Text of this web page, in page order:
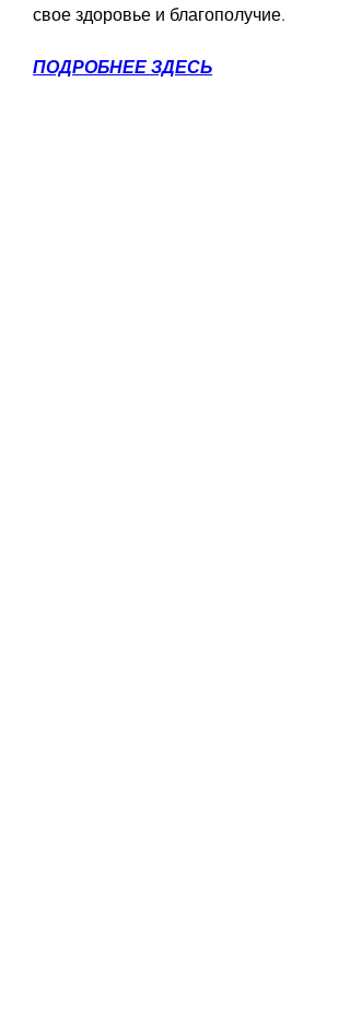
свое здоровье и благополучие.
ПОДРОБНЕЕ ЗДЕСЬ